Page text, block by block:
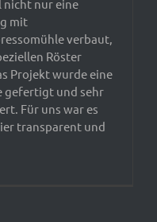
nicht nur eine
mit
verbaut,
Röster
Projekt wurde eine
gefertigt und sehr
Für uns war es
transparent und